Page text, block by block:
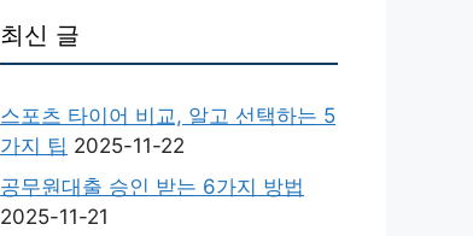
최신 글
스포츠 타이어 비교, 알고 선택하는 5
가지 팁 2025-11-22
공무원대출 승인 받는 6가지 방법
2025-11-21